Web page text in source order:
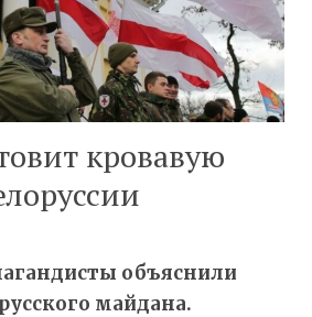
кровавую
объяснили
майдана.